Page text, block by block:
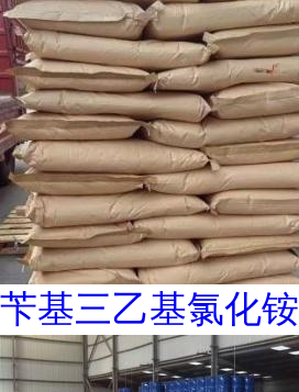
苄基三乙基氯化铵